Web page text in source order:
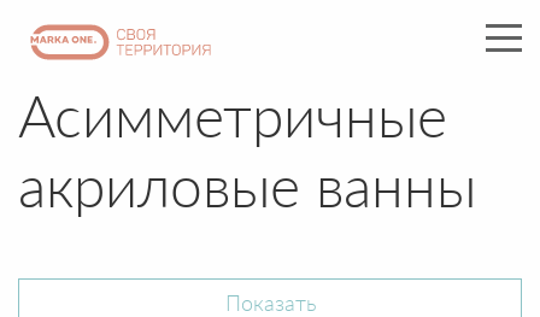
Асимметричные
акриловые ванны